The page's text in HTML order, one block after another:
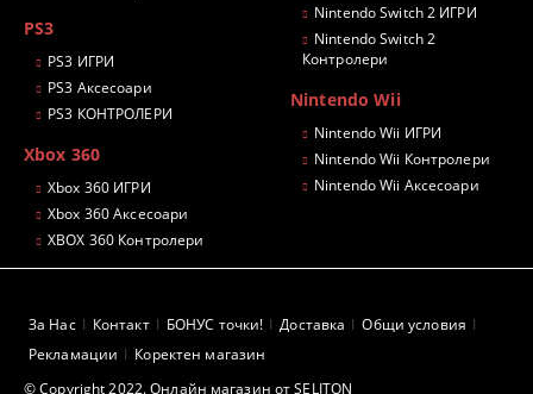
PS3
PS3 ИГРИ
PS3 Аксесоари
PS3 КОНТРОЛЕРИ
Xbox 360
Xbox 360 ИГРИ
Xbox 360 Аксесоари
XBOX 360 Контролери
Nintendo Switch 2 ИГРИ
Nintendo Switch 2
Контролери
Nintendo Wii
Nintendo Wii ИГРИ
Nintendo Wii Контролери
Nintendo Wii Аксесоари
© Copyright 2022. Онлайн магазин от SELITON
За Нас Контакт БОНУС точки! Доставка
Общи условия
Рекламации
Коректен магазин